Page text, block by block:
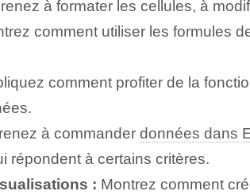
à formater les cellules, à
comment utiliser les formules
comment profiter de la
à commander données dans
répondent à certains critères.
: Montrez comment